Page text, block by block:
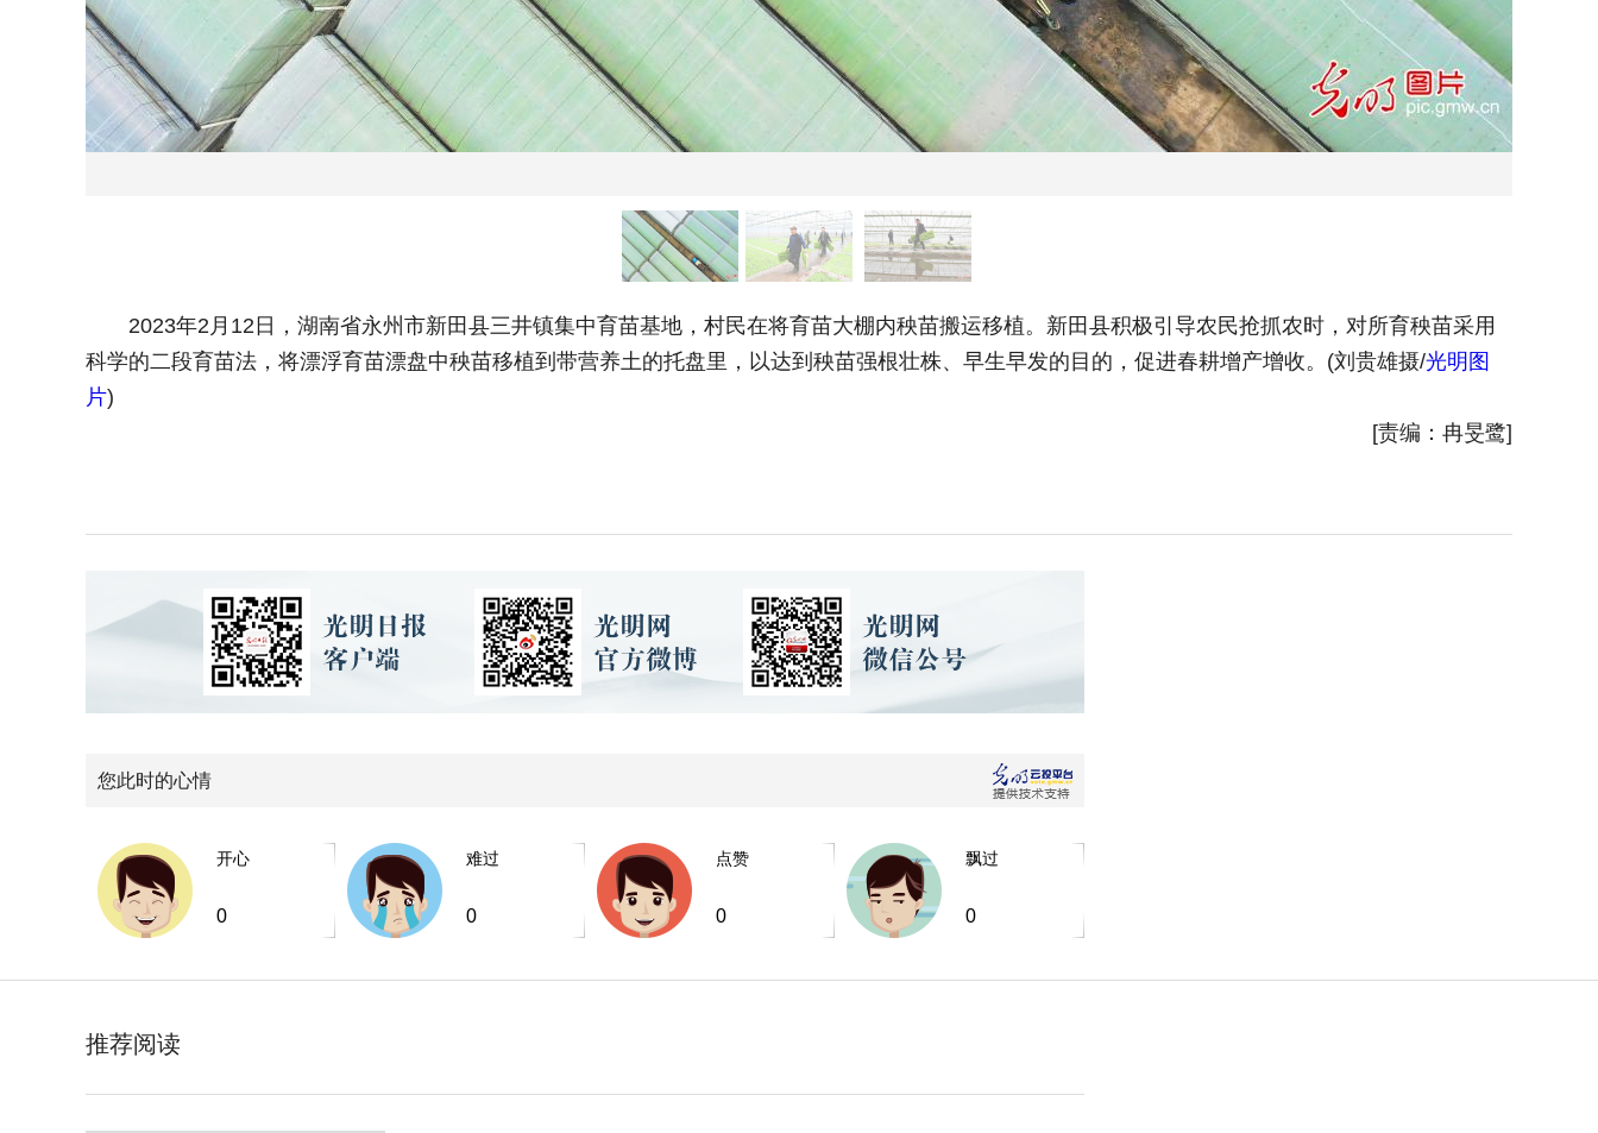
2023年2月12日，湖南省永州市新田县三井镇集中育苗基地，村民在将育苗大棚内秧苗搬运移植。新田县积极引导农民抢抓农时，对所育秧苗采用
科学的二段育苗法，将漂浮育苗漂盘中秧苗移植到带营养土的托盘里，以达到秧苗强根壮株、早生早发的目的，促进春耕增产增收。(刘贵雄摄/光明图
片)
[责编：冉旻鹭]
您此时的心情
开心
0
难过
0
点赞
0
飘过
0
推荐阅读